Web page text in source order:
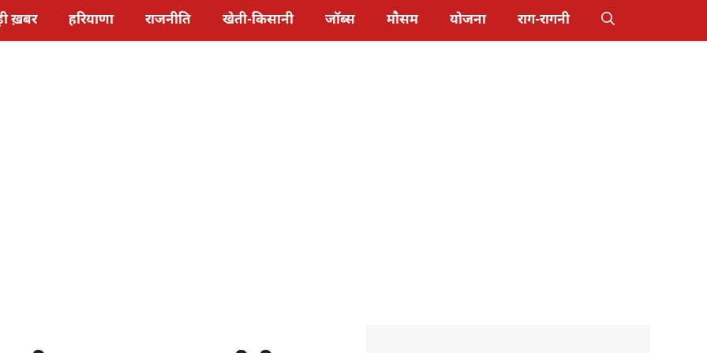
ख़बर हरियाणा राजनीति खेती-किसानी जॉब्स मौसम योजना राग-रागनी